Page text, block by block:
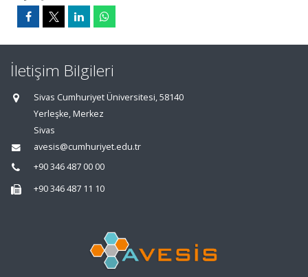
İletişim Bilgileri
Sivas Cumhuriyet Üniversitesi, 58140
Yerleşke, Merkez
Sivas
avesis@cumhuriyet.edu.tr
+90 346 487 00 00
+90 346 487 11 10